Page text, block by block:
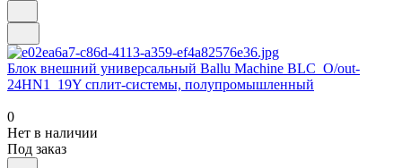
Блок внешний универсальный Ballu Machine BLC_O/out-
24HN1_19Y сплит-системы, полупромышленный
0
Нет в наличии
Под заказ